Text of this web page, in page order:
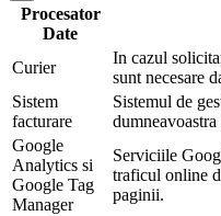
Procesator
Date
Curier
In cazul
sunt necesare
Sistem
facturare
Sistemul de
Google
Analytics si
Google Tag
Manager
Serviciile
traficul online
paginii.